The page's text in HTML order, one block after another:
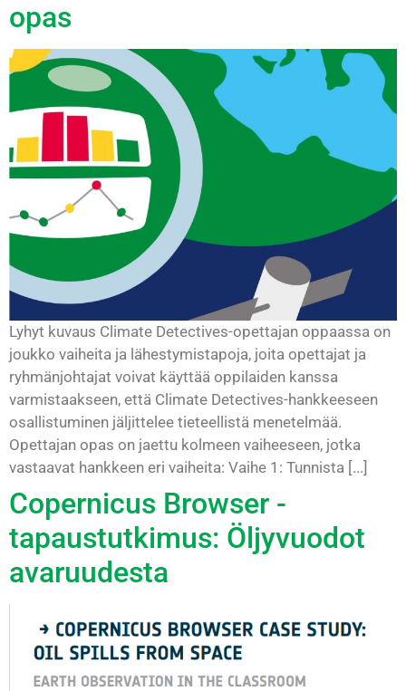
opas
Lyhyt kuvaus Climate Detectives-opettajan oppaassa on
joukko vaiheita ja lähestymistapoja, joita opettajat ja
ryhmänjohtajat voivat käyttää oppilaiden kanssa
varmistaakseen, että Climate Detectives-hankkeeseen
osallistuminen jäljittelee tieteellistä menetelmää.
Opettajan opas on jaettu kolmeen vaiheeseen, jotka
vastaavat hankkeen eri vaiheita: Vaihe 1: Tunnista [...]
Copernicus Browser -
tapaustutkimus: Öljyvuodot
avaruudesta